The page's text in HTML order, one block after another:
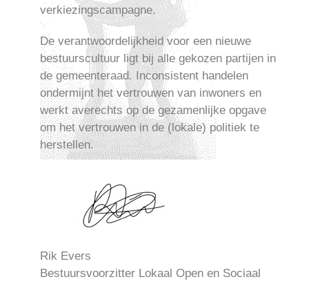
verkiezingscampagne.
De verantwoordelijkheid voor een nieuwe
bestuurscultuur ligt bij alle gekozen partijen in
de gemeenteraad. Inconsistent handelen
ondermijnt het vertrouwen van inwoners en
werkt averechts op de gezamenlijke opgave
om het vertrouwen in de (lokale) politiek te
herstellen.
Rik Evers
Bestuursvoorzitter Lokaal Open en Sociaal